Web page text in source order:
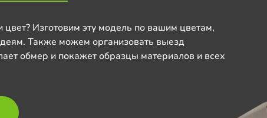
Изготовим эту модель по вашим цветам,
Также можем организовать выезд
обмер и покажет образцы материалов и всех